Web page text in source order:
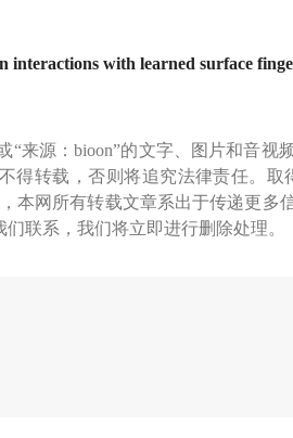
interactions with learned surface
“来源：bioon”的文字、图片和音视
得转载，否则将追究法律责任。取
本网所有转载文章系出于传递更多
联系，我们将立即进行删除处理。